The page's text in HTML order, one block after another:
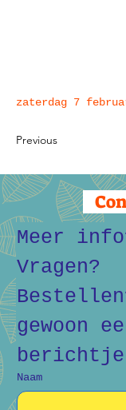
zaterdag 7
Previous
Meer
Vragen?
gewoon
Naam